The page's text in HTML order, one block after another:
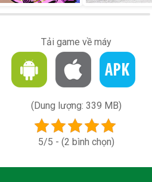
Tải game về máy
(Dung lượng: 339 MB)
5/5 - (2 bình chọn)